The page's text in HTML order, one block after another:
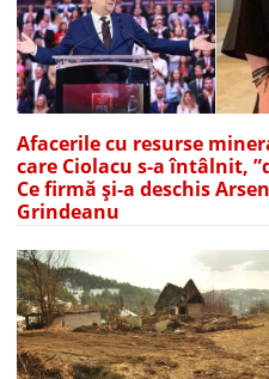
Afacerile cu resurse
care Ciolacu s-a întâlnit,
Ce firmă și-a deschis
Grindeanu